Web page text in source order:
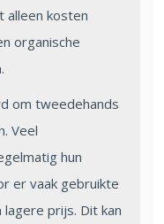
alleen kosten
organische
om tweedehands
Veel
hun
er vaak gebruikte
prijs. Dit kan